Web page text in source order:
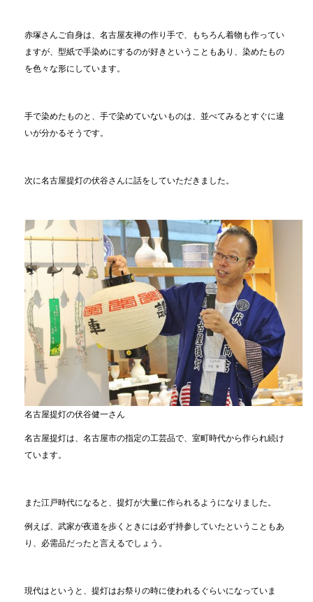
赤塚さんご自身は、名古屋友禅の作り手で、もちろん着物も作ってい
ますが、型紙で手染めにするのが好きということもあり、染めたもの
を色々な形にしています。
手で染めたものと、手で染めていないものは、並べてみるとすぐに違
いが分かるそうです。
次に名古屋提灯の伏谷さんに話をしていただきました。
名古屋提灯の伏谷健一さん
名古屋提灯は、名古屋市の指定の工芸品で、室町時代から作られ続け
ています。
また江戸時代になると、提灯が大量に作られるようになりました。
例えば、武家が夜道を歩くときには必ず持参していたということもあ
り、必需品だったと言えるでしょう。
現代はというと、提灯はお祭りの時に使われるぐらいになっていま